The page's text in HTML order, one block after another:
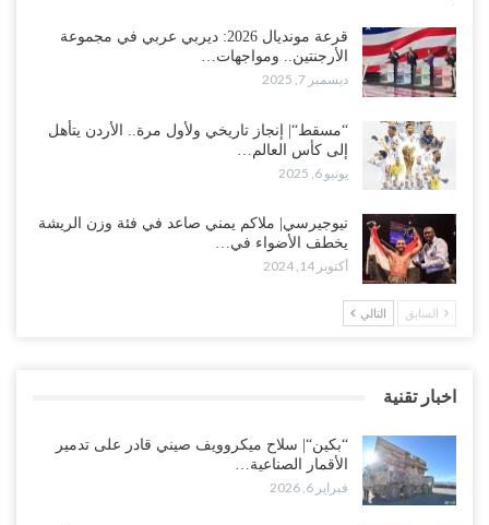
قرعة مونديال 2026: ديربي عربي في مجموعة
الأرجنتين.. ومواجهات…
ديسمبر 7, 2025
“مسقط“| إنجاز تاريخي ولأول مرة.. الأردن يتأهل
إلى كأس العالم…
يونيو 6, 2025
نيوجيرسي| ملاكم يمني صاعد في فئة وزن الريشة
يخطف الأضواء في…
أكتوبر 14, 2024
السابق التالي
اخبار تقنية
“بكين“| سلاح ميكروويف صيني قادر على تدمير
الأقمار الصناعية…
فبراير 6, 2026